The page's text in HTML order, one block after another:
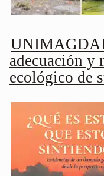
adecuación y
ecológico de